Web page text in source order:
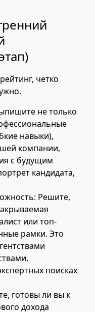
четко
не только
навыки),
компании,
с будущим
кандидата,
Решите,
или топ-
рамки. Это
поисках
готовы ли вы к
дохода